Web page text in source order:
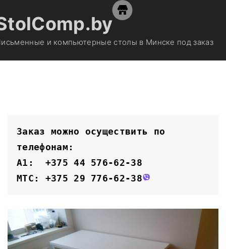
k
i
p
t
и компьютерные столы в Минске под заказ
Заказ можно осуществить по
телефонам:
A1:  +375 44 576-62-38
MTC: +375 29 776-62-38